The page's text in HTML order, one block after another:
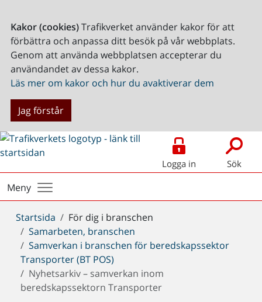
Kakor (cookies)Trafikverket använder kakor för att
förbättra och anpassa ditt besök på vår webbplats.
Genom att använda webbplatsen accepterar du
användandet av dessa kakor.
Läs mer om kakor och hur du avaktiverar dem
Jag förstår
Logga in Sök
Meny
Du
är
här:
Startsida
För dig i branschen
Samarbeten, branschen
Samverkan i branschen för beredskapssektor
Transporter (BT POS)
Nyhetsarkiv – samverkan inom
beredskapssektorn Transporter